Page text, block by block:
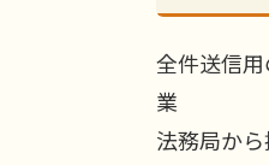
全件送信
業
法務局か